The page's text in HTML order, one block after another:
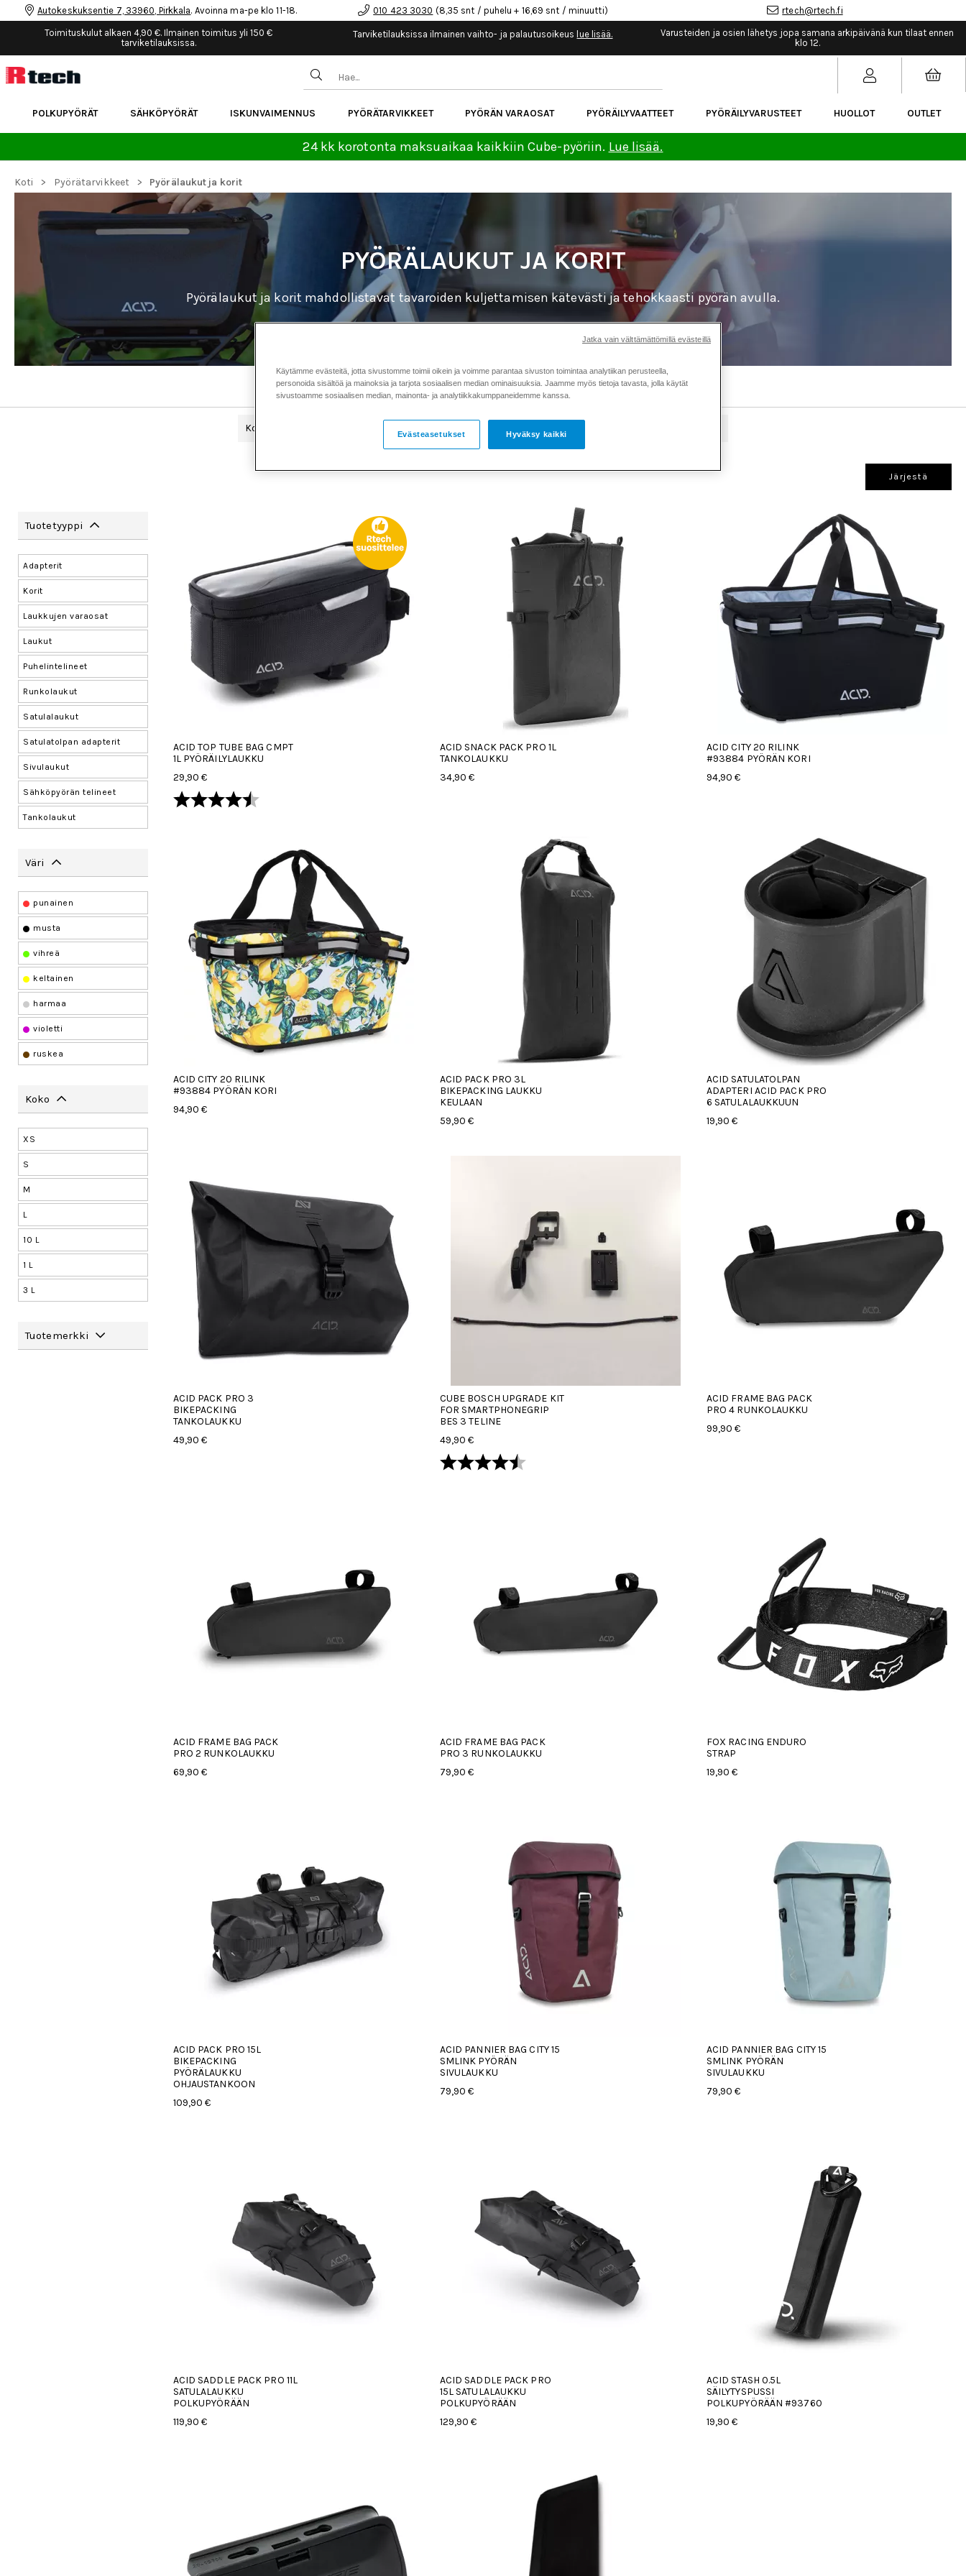
Autokeskuksentie 7, 33960, Pirkkala. Avoinna ma-pe klo 11-18. 010 423 3030 (8,35 snt / puhelu + 16,69 snt / minuutti) rtech@rtech.fi
Toimituskulut alkaen 4,90 €. Ilmainen toimitus yli 150 €
tarviketilauksissa.
Tarviketilauksissa ilmainen vaihto- ja palautusoikeus lue lisää.
Varusteiden ja osien lähetys jopa samana arkipäivänä kun tilaat ennen
klo 12.
POLKUPYÖRÄT SÄHKÖPYÖRÄT ISKUNVAIMENNUS PYÖRÄTARVIKKEET PYÖRÄN VARAOSAT PYÖRÄILYVAATTEET PYÖRÄILYVARUSTEET HUOLLOT OUTLET
24 kk korotonta maksuaikaa kaikkiin Cube-pyöriin. Lue lisää.
Koti > Pyörätarvikkeet > Pyörälaukut ja korit
PYÖRÄLAUKUT JA KORIT
Pyörälaukut ja korit mahdollistavat tavaroiden kuljettamisen kätevästi ja tehokkaasti pyörän avulla.
Korit
Järjestä
Tuotetyyppi
Adapterit
Korit
Laukkujen varaosat
Laukut
Puhelintelineet
Runkolaukut
Satulalaukut
Satulatolpan adapterit
Sivulaukut
Sähköpyörän telineet
Tankolaukut
Väri
punainen
musta
vihreä
keltainen
harmaa
violetti
ruskea
Koko
XS
S
M
L
10 L
1 L
3 L
Tuotemerkki
ACID TOP TUBE BAG CMPT
1L PYÖRÄILYLAUKKU
29,90 €
Arvio: 4.2 5:sta tähdestä
ACID SNACK PACK PRO 1L
TANKOLAUKKU
34,90 €
ACID CITY 20 RILINK
#93884 PYÖRÄN KORI
94,90 €
ACID CITY 20 RILINK
#93884 PYÖRÄN KORI
94,90 €
ACID PACK PRO 3L
BIKEPACKING LAUKKU
KEULAAN
59,90 €
ACID SATULATOLPAN
ADAPTERI ACID PACK PRO
6 SATULALAUKKUUN
19,90 €
ACID PACK PRO 3
BIKEPACKING
TANKOLAUKKU
49,90 €
CUBE BOSCH UPGRADE KIT
FOR SMARTPHONEGRIP
BES 3 TELINE
49,90 €
Arvio: 4.7 5:sta tähdestä
ACID FRAME BAG PACK
PRO 4 RUNKOLAUKKU
99,90 €
ACID FRAME BAG PACK
PRO 2 RUNKOLAUKKU
69,90 €
ACID FRAME BAG PACK
PRO 3 RUNKOLAUKKU
79,90 €
FOX RACING ENDURO
STRAP
19,90 €
ACID PACK PRO 15L
BIKEPACKING
PYÖRÄLAUKKU
OHJAUSTANKOON
109,90 €
ACID PANNIER BAG CITY 15
SMLINK PYÖRÄN
SIVULAUKKU
79,90 €
ACID PANNIER BAG CITY 15
SMLINK PYÖRÄN
SIVULAUKKU
79,90 €
ACID SADDLE PACK PRO 11L
SATULALAUKKU
POLKUPYÖRÄÄN
119,90 €
ACID SADDLE PACK PRO
15L SATULALAUKKU
POLKUPYÖRÄÄN
129,90 €
ACID STASH 0.5L
SÄILYTYSPUSSI
POLKUPYÖRÄÄN #93760
19,90 €
Käytämme evästeitä, jotta sivustomme toimii oikein ja voimme parantaa sivuston toimintaa analytiikan perusteella,
personoida sisältöä ja mainoksia ja tarjota sosiaalisen median ominaisuuksia. Jaamme myös tietoja tavasta, jolla käytät
sivustoamme sosiaalisen median, mainonta- ja analytiikkakumppaneidemme kanssa.
Hyväksy kaikki
Evästeasetukset
Jatka vain välttämättömillä evästeillä